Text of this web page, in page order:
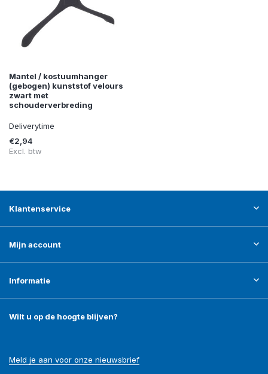
Mantel / kostuumhanger
(gebogen) kunststof velours
zwart met
schouderverbreding
Deliverytime
€2,94
Excl. btw
Klantenservice
Mijn account
Informatie
Wilt u op de hoogte blijven?
Meld je aan voor onze nieuwsbrief